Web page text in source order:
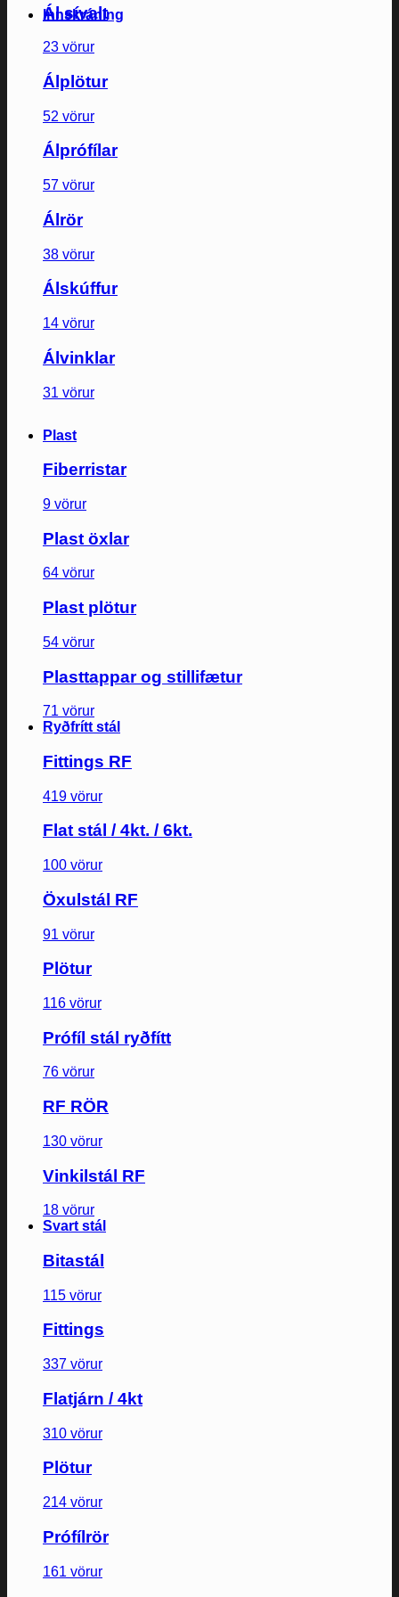
Innskráning
Ál sívalt
23 vörur
Álplötur
52 vörur
Álprófílar
57 vörur
Álrör
38 vörur
Álskúffur
14 vörur
Álvinklar
31 vörur
Plast
Fiberristar
9 vörur
Plast öxlar
64 vörur
Plast plötur
54 vörur
Plasttappar og stillifætur
71 vörur
Ryðfrítt stál
Fittings RF
419 vörur
Flat stál / 4kt. / 6kt.
100 vörur
Öxulstál RF
91 vörur
Plötur
116 vörur
Prófíl stál ryðfítt
76 vörur
RF RÖR
130 vörur
Vinkilstál RF
18 vörur
Svart stál
Bitastál
115 vörur
Fittings
337 vörur
Flatjárn / 4kt
310 vörur
Plötur
214 vörur
Prófílrör
161 vörur